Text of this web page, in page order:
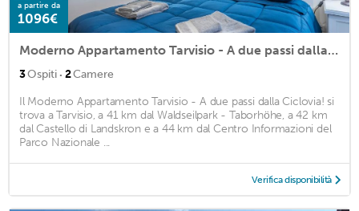
a partire da
1096€
Moderno Appartamento Tarvisio - A due passi dalla Ciclovia!
3Ospiti · 2Camere
Il Moderno Appartamento Tarvisio - A due passi dalla Ciclovia! si
trova a Tarvisio, a 41 km dal Waldseilpark - Taborhöhe, a 42 km
dal Castello di Landskron e a 44 km dal Centro Informazioni del
Parco Nazionale ...
Verifica disponibilità